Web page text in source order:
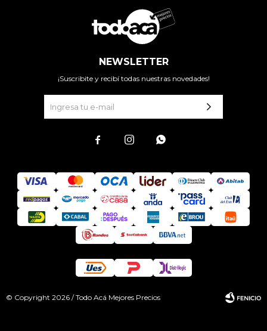
NEWSLETTER
¡Suscribite y recibí todas nuestras novedades!
  
© Copyright 2026 / Todo Acá Mejores Precios